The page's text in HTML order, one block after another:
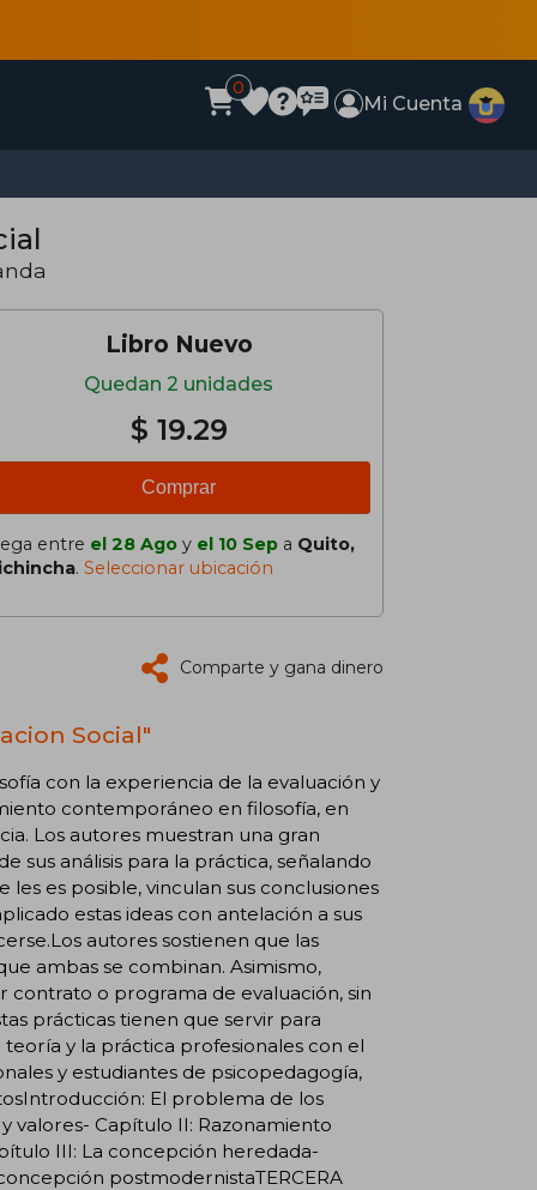
0
Mi Cuenta
Libro Nuevo
Quedan 2 unidades
$ 19.29
Comprar
entre el 28 Ago y el 10 Sep a Quito,
. Seleccionar ubicación
Comparte y gana dinero
Social"
con la experiencia de la evaluación y
contemporáneo en filosofía, en
Los autores muestran una gran
sus análisis para la práctica, señalando
es posible, vinculan sus conclusiones
estas ideas con antelación a sus
autores sostienen que las
ambas se combinan. Asimismo,
contrato o programa de evaluación, sin
prácticas tienen que servir para
y la práctica profesionales con el
y estudiantes de psicopedagogía,
El problema de los
valores- Capítulo II: Razonamiento
III: La concepción heredada-
postmodernistaTERCERA